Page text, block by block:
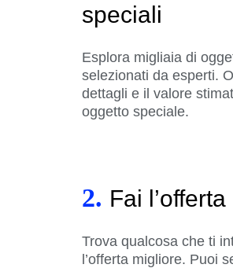
speciali
Esplora migliaia di
selezionati da esperti.
dettagli e il valore
oggetto speciale.
2. Fai
Trova qualcosa che ti
l’offerta migliore. Puoi